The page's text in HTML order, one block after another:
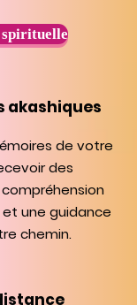
akashiques
de votre
des
une guidance
chemin.